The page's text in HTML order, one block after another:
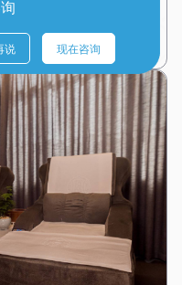
说 现在咨询
、缓解焦虑、平复情
身紧张肌肉，让…